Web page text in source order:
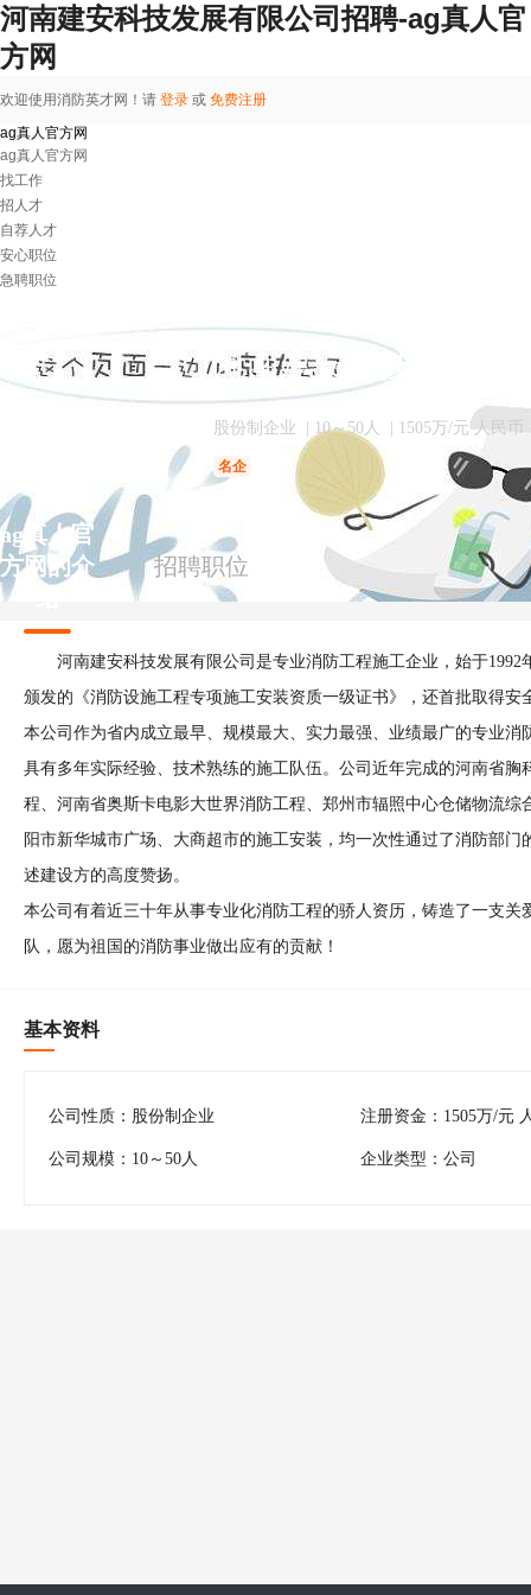
河南建安科技发展有限公司招聘-ag真人官
方网
欢迎使用消防英才网！请 登录 或 免费注册
ag真人官方网
ag真人官方网
找工作
招人才
自荐人才
安心职位
急聘职位
河南建安科技发展有
股份制企业 | 10～50人 | 1505万/元 人民币
名企
ag真人官
方网的介
招聘职位
河南建安科技发展有限公司是专业消防工程施工企业，始于
颁发的《消防设施工程专项施工安装资质一级证书》，还首批取得安
本公司作为省内成立最早、规模最大、实力最强、业绩最广的专业
具有多年实际经验、技术熟练的施工队伍。公司近年完成的河南省
程、河南省奥斯卡电影大世界消防工程、郑州市辐照中心仓储物流
阳市新华城市广场、大商超市的施工安装，均一次性通过了消防部
述建设方的高度赞扬。
本公司有着近三十年从事专业化消防工程的骄人资历，铸造了一支
队，愿为祖国的消防事业做出应有的贡献！
基本资料
公司性质：股份制企业 注册资金：1505万/元
公司规模：10～50人 企业类型：公司